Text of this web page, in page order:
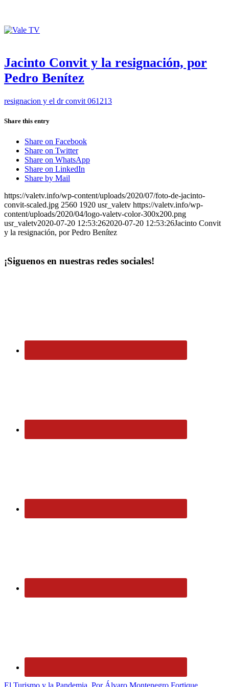
Jacinto Convit y la resignación, por
Pedro Benítez
resignacion y el dr convit 061213
Share this entry
Share on Facebook
Share on Twitter
Share on WhatsApp
Share on LinkedIn
Share by Mail
https://valetv.info/wp-content/uploads/2020/07/foto-de-jacinto-
convit-scaled.jpg 2560 1920 usr_valetv https://valetv.info/wp-
content/uploads/2020/04/logo-valetv-color-300x200.png
usr_valetv2020-07-20 12:53:262020-07-20 12:53:26Jacinto Convit
y la resignación, por Pedro Benítez
¡Siguenos en nuestras redes sociales!
El Turismo y la Pandemia, Por Álvaro Montenegro Fortique